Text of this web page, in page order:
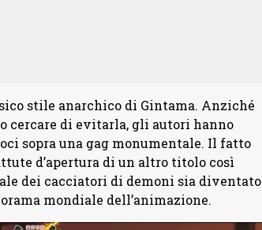
stile anarchico di Gintama. Anziché
cercare di evitarla, gli autori hanno
sopra una gag monumentale. Il fatto
d’apertura di un altro titolo così
dei cacciatori di demoni sia diventato
mondiale dell’animazione.